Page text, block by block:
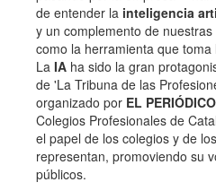
de entender la inteligencia
y un complemento de
como la herramienta que toma
La IA ha sido la gran
de 'La Tribuna de las
organizado por EL PERIÓDICO
Colegios Profesionales de
el papel de los colegios y de
representan, promoviendo su
públicos.